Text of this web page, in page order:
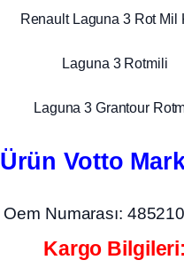
Renault Laguna 3 Rot Mil
Laguna 3 Rotmili
Laguna 3 Grantour
Ürün Votto
Oem Numarası:
Kargo Bilgileri: